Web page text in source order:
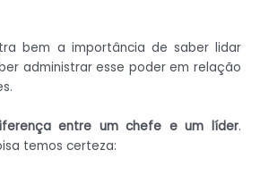
bem a importância de saber lidar
administrar esse poder em relação
entre um chefe e um líder.
temos certeza: